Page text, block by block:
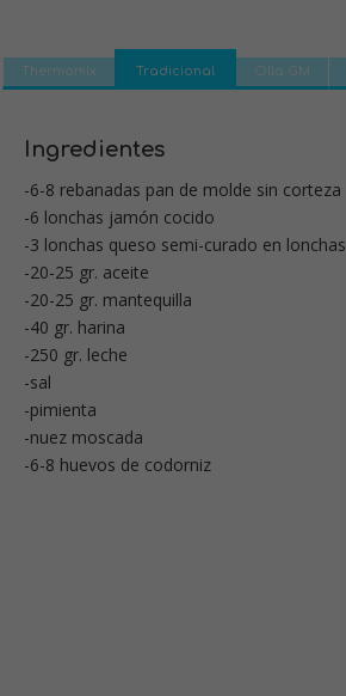
Thermomix Tradicional Olla GM
Ingredientes
-6-8 rebanadas pan de molde sin corteza
-6 lonchas jamón cocido
-3 lonchas queso semi-curado en lonchas
-20-25 gr. aceite
-20-25 gr. mantequilla
-40 gr. harina
-250 gr. leche
-sal
-pimienta
-nuez moscada
-6-8 huevos de codorniz